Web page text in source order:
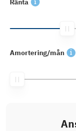
Amortering/mån